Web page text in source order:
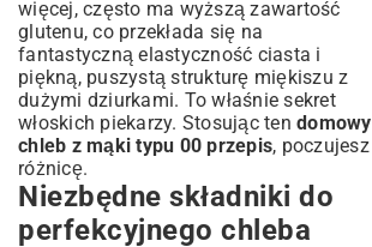
prawdziwego domowego chleba
więcej, często ma wyższą zawartość
glutenu, co przekłada się na
fantastyczną elastyczność ciasta i
piękną, puszystą strukturę miękiszu z
dużymi dziurkami. To właśnie sekret
włoskich piekarzy. Stosując ten domowy
chleb z mąki typu 00 przepis, poczujesz
różnicę.
Niezbędne składniki do
perfekcyjnego chleba